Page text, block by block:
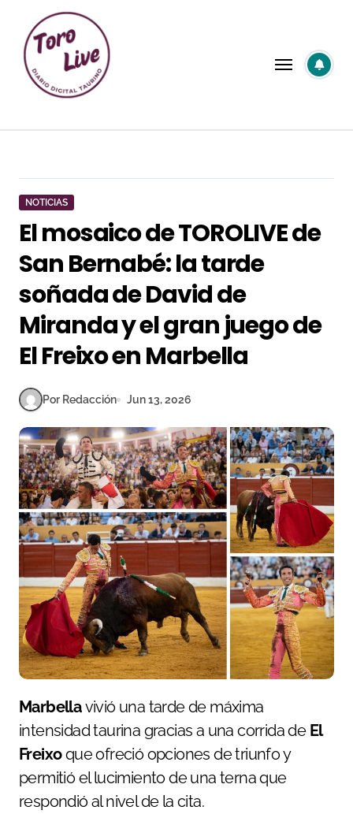
contenido
NOTICIAS
El mosaico de TOROLIVE de
San Bernabé: la tarde
soñada de David de
Miranda y el gran juego de
El Freixo en Marbella
Por Redacción Jun 13, 2026
Marbellavivió una tarde de máxima
intensidad taurina gracias a una corrida de El
Freixoque ofreció opciones de triunfo y
permitió el lucimiento de una terna que
respondió al nivel de la cita.